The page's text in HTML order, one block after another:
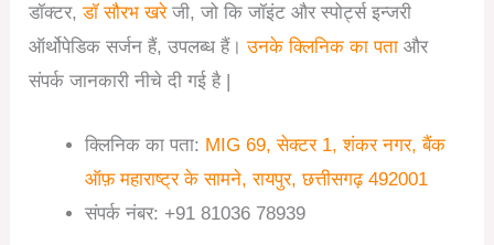
डॉक्टर,डॉ सौरभ खरेजी, जो कि जॉइंट और स्पोर्ट्स इन्जरी
ऑर्थोपेडिक सर्जन हैं, उपलब्ध हैं।उनके क्लिनिक का पता और
संपर्क जानकारी नीचे दी गई है |
क्लिनिक का पता: MIG 69, सेक्टर 1, शंकर नगर, बैंक
ऑफ़ महाराष्ट्र के सामने, रायपुर, छत्तीसगढ़ 492001
संपर्क नंबर: +91 81036 78939